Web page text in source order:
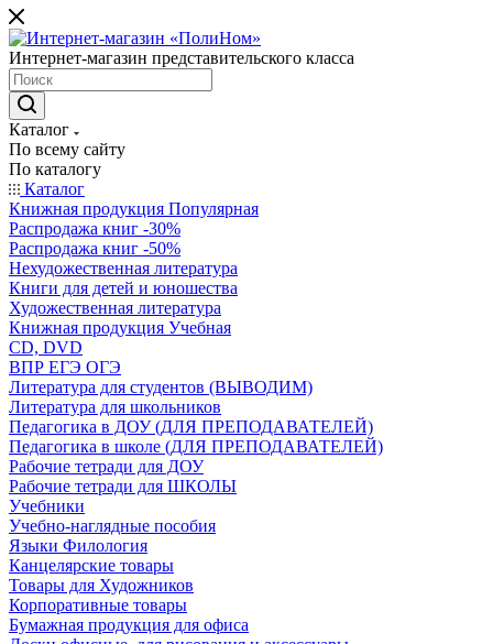
Интернет-магазин представительского класса
Каталог
По всему сайту
По каталогу
Каталог
Книжная продукция Популярная
Распродажа книг -30%
Распродажа книг -50%
Нехудожественная литература
Книги для детей и юношества
Художественная литература
Книжная продукция Учебная
CD, DVD
ВПР ЕГЭ ОГЭ
Литература для студентов (ВЫВОДИМ)
Литература для школьников
Педагогика в ДОУ (ДЛЯ ПРЕПОДАВАТЕЛЕЙ)
Педагогика в школе (ДЛЯ ПРЕПОДАВАТЕЛЕЙ)
Рабочие тетради для ДОУ
Рабочие тетради для ШКОЛЫ
Учебники
Учебно-наглядные пособия
Языки Филология
Канцелярские товары
Товары для Художников
Корпоративные товары
Бумажная продукция для офиса